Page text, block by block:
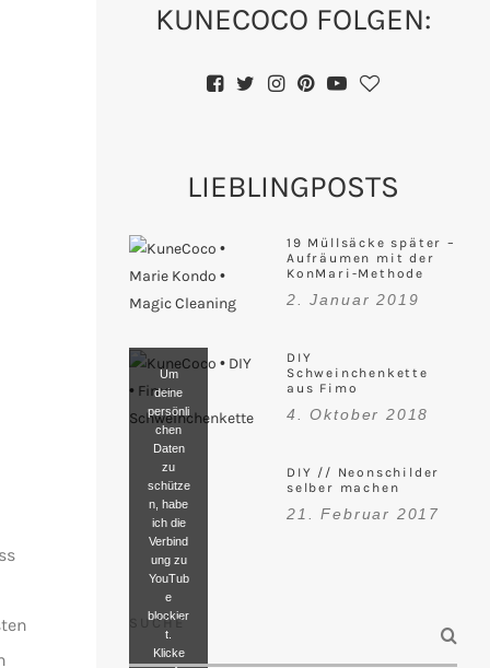
KUNECOCO FOLGEN:
LIEBLINGPOSTS
19 Müllsäcke später –
Aufräumen mit der
KonMari-Methode
2. Januar 2019
DIY
Schweinchenkette
aus Fimo
4. Oktober 2018
DIY // Neonschilder
selber machen
21. Februar 2017
SUCHE
Um
deine
persönli
chen
Daten
zu
schütze
n, habe
ich die
Verbind
ung zu
YouTub
e
blockier
t.
Klicke